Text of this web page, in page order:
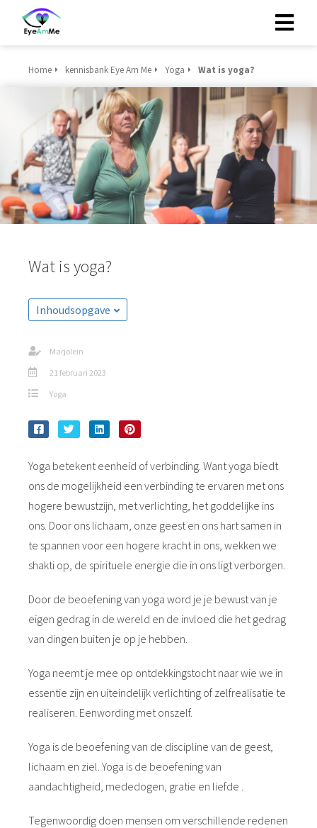
Home kennisbank Eye Am Me Yoga Wat is yoga?
Wat is yoga?
Inhoudsopgave
Marjolein
21 februari 2023
Yoga
Yoga betekent eenheid of verbinding. Want yoga biedt
ons de mogelijkheid een verbinding te ervaren met ons
hogere bewustzijn, met verlichting, het goddelijke ins
ons. Door ons lichaam, onze geest en ons hart samen in
te spannen voor een hogere kracht in ons, wekken we
shakti op, de spirituele energie die in ons ligt verborgen.
Door de beoefening van yoga word je je bewust van je
eigen gedrag in de wereld en de invloed die het gedrag
van dingen buiten je op je hebben.
Yoga neemt je mee op ontdekkingstocht naar wie we in
essentie zijn en uiteindelijk verlichting of zelfrealisatie te
realiseren. Eenwording met onszelf.
Yoga is de beoefening van de discipline van de geest,
lichaam en ziel. Yoga is de beoefening van
aandachtigheid, mededogen, gratie en liefde .
Tegenwoordig doen mensen om verschillende redenen